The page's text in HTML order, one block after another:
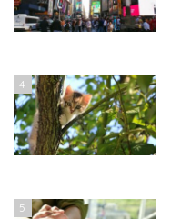
4
5